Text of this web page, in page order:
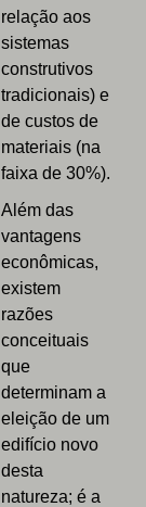
relação aos
sistemas
construtivos
tradicionais) e
de custos de
materiais (na
faixa de 30%).
Além das
vantagens
econômicas,
existem
razões
conceituais
que
determinam a
eleição de um
edifício novo
desta
natureza; é a